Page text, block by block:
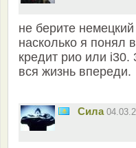
не берите
насколько я понял
кредит рио или i30.
вся жизнь впереди.
Сила